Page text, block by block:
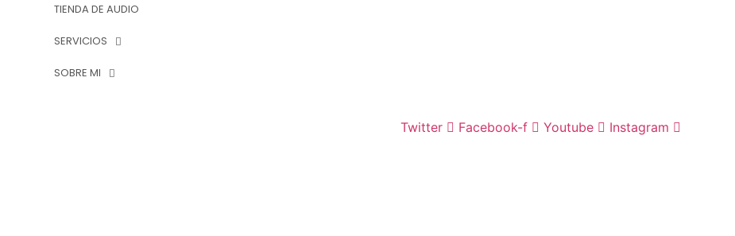
TIENDA DE AUDIO
SERVICIOS
SOBRE MI
Twitter Facebook-f Youtube Instagram